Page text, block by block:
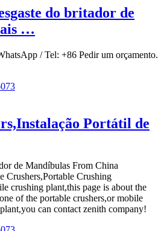
do britador de
…
/ Tel: +86 Pedir um orçamento.
Portátil de
de Mandíbulas From China
Crushers,Portable Crushing
crushing plant,this page is about the
of the portable crushers,or mobile
can contact zenith company!